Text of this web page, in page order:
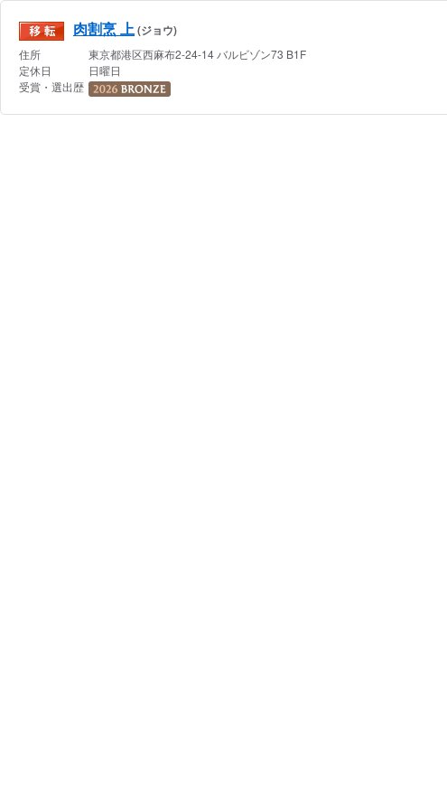
肉割烹 上(ジョウ)
住所 東京都港区西麻布2-24-14 バルビゾン73 B1F
定休日
日曜日
受賞・選出歴